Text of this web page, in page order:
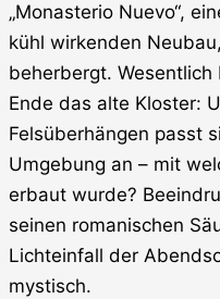
„Monasterio Nuevo“,
kühl wirkenden
beherbergt.
Ende das alte Kloster:
Felsüberhängen passt
Umgebung an – mit
erbaut wurde?
seinen romanischen
Lichteinfall der
mystisch.